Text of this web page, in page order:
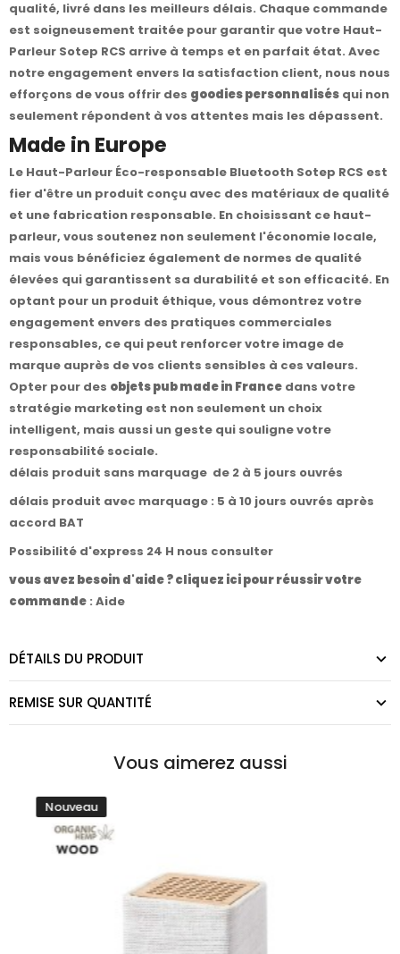
qualité, livré dans les meilleurs délais. Chaque commande
est soigneusement traitée pour garantir que votre Haut-
Parleur Sotep RCS arrive à temps et en parfait état. Avec
notre engagement envers la satisfaction client, nous nous
efforçons de vous offrir des goodies personnalisés qui non
seulement répondent à vos attentes mais les dépassent.
Made in Europe
Le Haut-Parleur Éco-responsable Bluetooth Sotep RCS est
fier d'être un produit conçu avec des matériaux de qualité
et une fabrication responsable. En choisissant ce haut-
parleur, vous soutenez non seulement l'économie locale,
mais vous bénéficiez également de normes de qualité
élevées qui garantissent sa durabilité et son efficacité. En
optant pour un produit éthique, vous démontrez votre
engagement envers des pratiques commerciales
responsables, ce qui peut renforcer votre image de
marque auprès de vos clients sensibles à ces valeurs.
Opter pour des objets pub made in France dans votre
stratégie marketing est non seulement un choix
intelligent, mais aussi un geste qui souligne votre
responsabilité sociale.
délais produit sans marquage de 2 à 5 jours ouvrés
délais produit avec marquage : 5 à 10 jours ouvrés après
accord BAT
Possibilité d'express 24 H nous consulter
vous avez besoin d'aide ? cliquez ici pour réussir votre
commande : Aide
DÉTAILS DU PRODUIT
REMISE SUR QUANTITÉ
Vous aimerez aussi
Nouveau